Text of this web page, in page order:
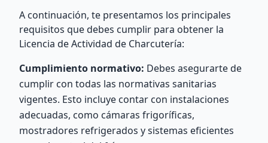
A continuación, te presentamos los principales
requisitos que debes cumplir para obtener la
Licencia de Actividad de Charcutería:
Cumplimiento normativo: Debes asegurarte de
cumplir con todas las normativas sanitarias
vigentes. Esto incluye contar con instalaciones
adecuadas, como cámaras frigoríficas,
mostradores refrigerados y sistemas eficientes